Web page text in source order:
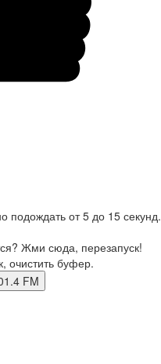
подождать от 5 до 15 секунд.
Жми сюда, перезапуск!
очистить буфер.
FM